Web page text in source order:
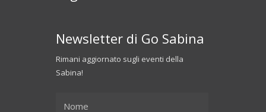
Newsletter di Go Sabina
Rimani aggiornato sugli eventi della
Sabina!